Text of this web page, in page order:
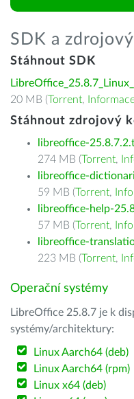
SDK a
Stáhnout SDK
20 MB (Torrent,
Stáhnout zdrojový
libreoffice-
274 MB (Torrent,
libreoffice-
59 MB (Torrent,
libreoffice-help-
57 MB (Torrent,
libreoffice-
223 MB (Torrent,
Operační systémy
LibreOffice 25.8.7 je k
systémy/architektury:
Linux Aarch64 (deb)
Linux Aarch64 (rpm)
Linux x64 (deb)